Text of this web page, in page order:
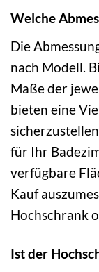
Welche
Die
nach Modell.
Maße der
bieten eine
für Ihr
verfügbare
Kauf
Hochschrank
Ist der